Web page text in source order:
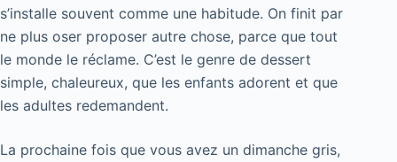
s’installe souvent comme une habitude. On finit par
ne plus oser proposer autre chose, parce que tout
le monde le réclame. C’est le genre de dessert
simple, chaleureux, que les enfants adorent et que
les adultes redemandent.
La prochaine fois que vous avez un dimanche gris,